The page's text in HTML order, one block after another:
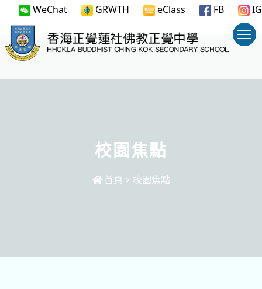
WeChat GRWTH eClass FB IG
校園焦點
首頁 > 校園焦點